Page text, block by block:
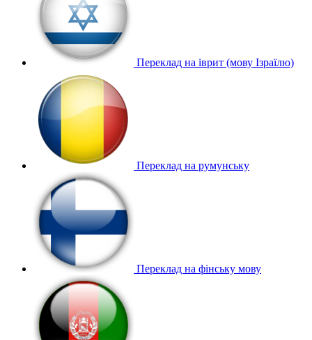
Переклад на іврит (мову Ізраїлю)
Переклад на румунську
Переклад на фінську мову